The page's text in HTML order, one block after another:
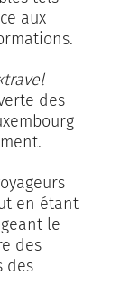
aux
des
en étant
le
des
des